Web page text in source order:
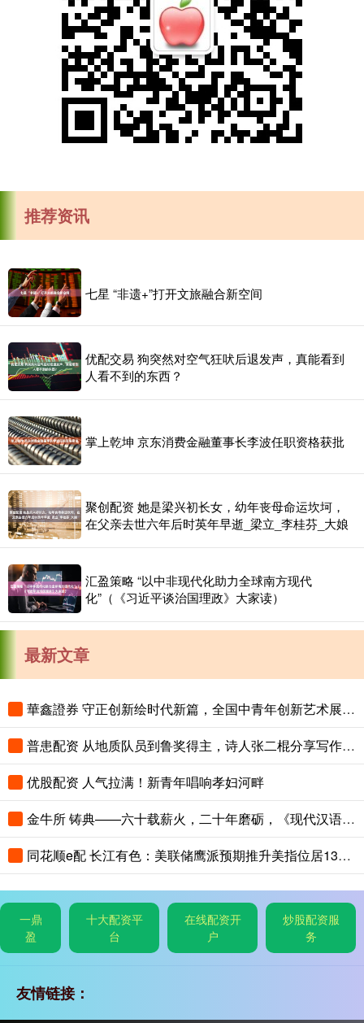
推荐资讯
七星 “非遗+”打开文旅融合新空间
优配交易 狗突然对空气狂吠后退发声，真能看到
人看不到的东西？
掌上乾坤 京东消费金融董事长李波任职资格获批
聚创配资 她是梁兴初长女，幼年丧母命运坎坷，
在父亲去世六年后时英年早逝_梁立_李桂芬_大娘
汇盈策略 “以中非现代化助力全球南方现代
化”（《习近平谈治国理政》大家读）
最新文章
華鑫證券 守正创新绘时代新篇，全国中青年创新艺术展登陆中国美术馆
普患配资 从地质队员到鲁奖得主，诗人张二棍分享写作与人生：“因为苍天在上，我愿埋首人间”
优股配资 人气拉满！新青年唱响孝妇河畔
金牛所 铸典——六十载薪火，二十年磨砺，《现代汉语大词典》出版
同花顺e配 长江有色：美联储鹰派预期推升美指位居13个月高位 25日镍价或小跌
一鼎
盈
十大配资平
台
在线配资开
户
炒股配资服
务
友情链接：